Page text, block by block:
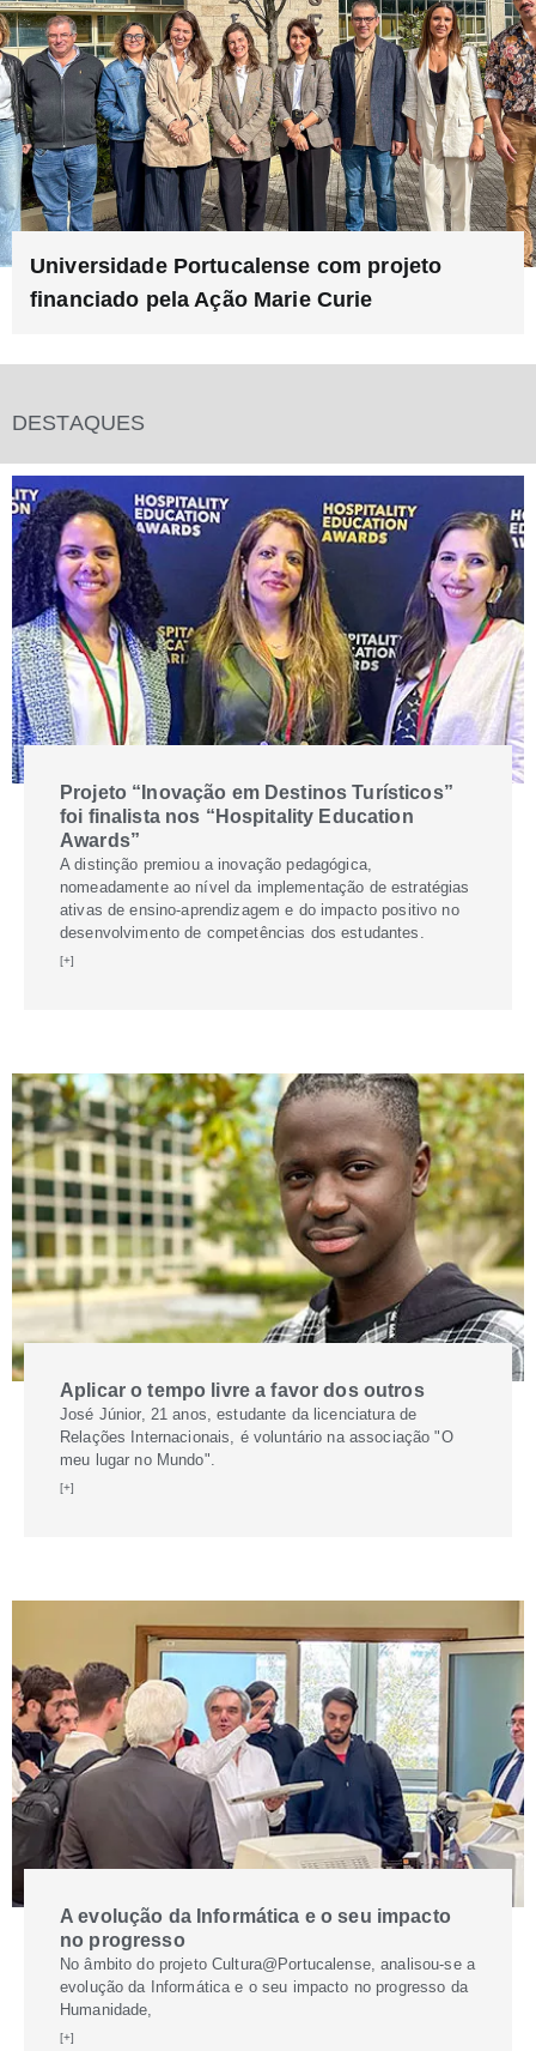
Universidade Portucalense com projeto
financiado pela Ação Marie Curie
DESTAQUES
Projeto “Inovação em Destinos Turísticos”
foi finalista nos “Hospitality Education
Awards”
A distinção premiou a inovação pedagógica,
nomeadamente ao nível da implementação de estratégias
ativas de ensino-aprendizagem e do impacto positivo no
desenvolvimento de competências dos estudantes.
[+]
Aplicar o tempo livre a favor dos outros
José Júnior, 21 anos, estudante da licenciatura de
Relações Internacionais, é voluntário na associação "O
meu lugar no Mundo".
[+]
A evolução da Informática e o seu impacto
no progresso
No âmbito do projeto Cultura@Portucalense, analisou-se a
evolução da Informática e o seu impacto no progresso da
Humanidade,
[+]